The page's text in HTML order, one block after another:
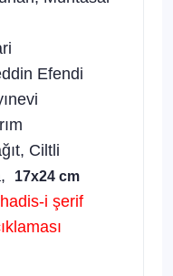
Efendi
Ciltli
17x24 cm
i şerif